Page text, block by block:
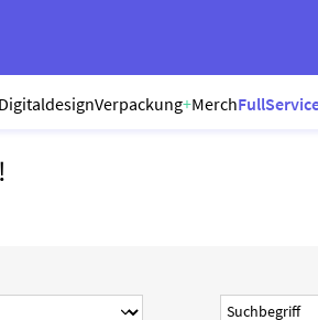
DigitaldesignVerpackung+Merch